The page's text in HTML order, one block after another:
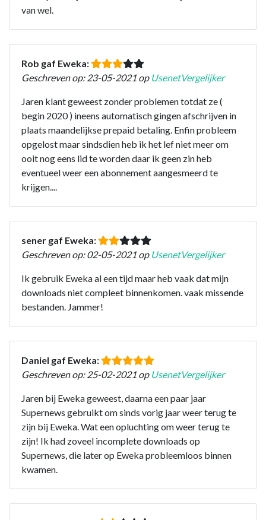
van wel.
Rob gaf Eweka:
Geschreven op: 23-05-2021 op UsenetVergelijker
Jaren klant geweest zonder problemen totdat ze (
begin 2020 ) ineens automatisch gingen afschrijven in
plaats maandelijkse prepaid betaling. Enfin probleem
opgelost maar sindsdien heb ik het lef niet meer om
ooit nog eens lid te worden daar ik geen zin heb
eventueel weer een abonnement aangesmeerd te
krijgen....
sener gaf Eweka:
Geschreven op: 02-05-2021 op UsenetVergelijker
Ik gebruik Eweka al een tijd maar heb vaak dat mijn
downloads niet compleet binnenkomen. vaak missende
bestanden. Jammer!
Daniel gaf Eweka:
Geschreven op: 25-02-2021 op UsenetVergelijker
Jaren bij Eweka geweest, daarna een paar jaar
Supernews gebruikt om sinds vorig jaar weer terug te
zijn bij Eweka. Wat een opluchting om weer terug te
zijn! Ik had zoveel incomplete downloads op
Supernews, die later op Eweka probleemloos binnen
kwamen.